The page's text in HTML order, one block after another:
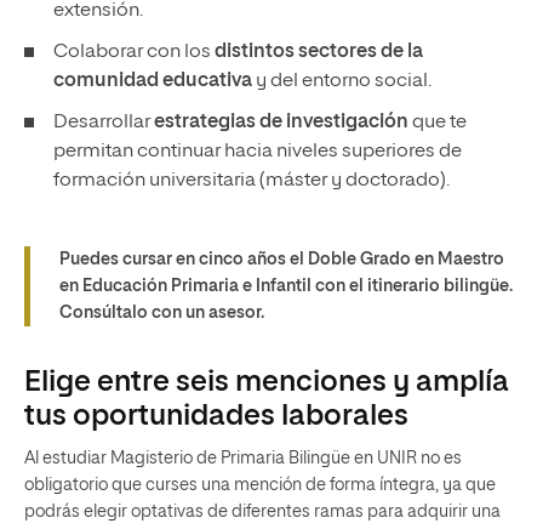
extensión.
Colaborar con los distintos sectores de la
comunidad educativa y del entorno social.
Desarrollarestrategias de investigación que te
permitan continuar hacia niveles superiores de
formación universitaria (máster y doctorado).
Puedes cursar en cinco años el Doble Grado en Maestro
en Educación Primaria e Infantil con el itinerario bilingüe.
Consúltalo con un asesor.
Elige entre seis menciones y amplía
tus oportunidades laborales
Al estudiar Magisterio de Primaria Bilingüe en UNIR no es
obligatorio que curses una mención de forma íntegra, ya que
podrás elegir optativas de diferentes ramas para adquirir una